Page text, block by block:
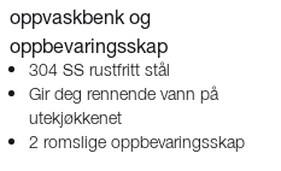
oppvaskbenk og
oppbevaringsskap
304 SS rustfritt stål
Gir deg rennende vann på
utekjøkkenet
2 romslige oppbevaringsskap